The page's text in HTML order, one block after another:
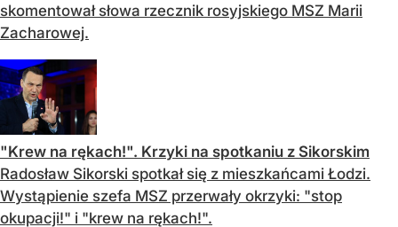
skomentował słowa rzecznik rosyjskiego MSZ Marii
Zacharowej.
"Krew na rękach!". Krzyki na spotkaniu z Sikorskim
Radosław Sikorski spotkał się z mieszkańcami Łodzi.
Wystąpienie szefa MSZ przerwały okrzyki: "stop
okupacji!" i "krew na rękach!".